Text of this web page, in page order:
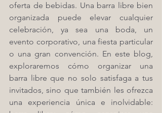
oferta de bebidas. Una barra libre bien
organizada puede elevar cualquier
celebración, ya sea una boda, un
evento corporativo, una fiesta particular
o una gran convención. En este blog,
exploraremos cómo organizar una
barra libre que no solo satisfaga a tus
invitados, sino que también les ofrezca
una experiencia única e inolvidable: